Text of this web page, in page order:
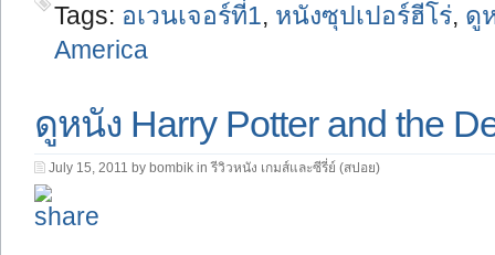
Tags: อเวนเจอร์ที่1, หนังซุปเปอร์ฮีโร่, ดู
America
ดูหนัง Harry Potter and the
July 15, 2011 by bombik inรีวิวหนัง เกมส์และซีรี่ย์ (สปอย)